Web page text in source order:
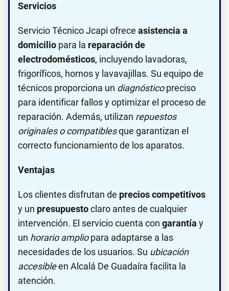
Servicios
Servicio Técnico Jcapi ofrece asistencia a
domicilio para la reparación de
electrodomésticos, incluyendo lavadoras,
frigoríficos, hornos y lavavajillas. Su equipo de
técnicos proporciona un diagnósticopreciso
para identificar fallos y optimizar el proceso de
reparación. Además, utilizan repuestos
originales o compatiblesque garantizan el
correcto funcionamiento de los aparatos.
Ventajas
Los clientes disfrutan de precios competitivos
y un presupuestoclaro antes de cualquier
intervención. El servicio cuenta con garantía y
un horario ampliopara adaptarse a las
necesidades de los usuarios. Su ubicación
accesibleen Alcalá De Guadaíra facilita la
atención.